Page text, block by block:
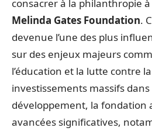
consacrer à la philanthropie
Melinda Gates Foundation.
devenue l’une des plus
sur des enjeux majeurs
l’éducation et la lutte contre
investissements massifs
développement, la fondation
avancées significatives,